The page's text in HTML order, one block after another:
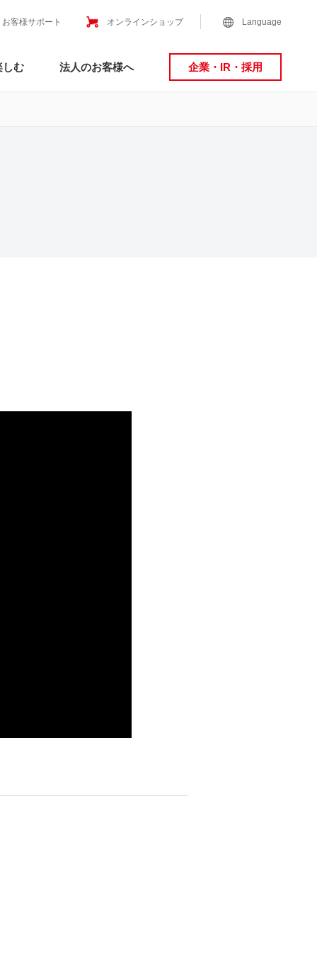
お客様サポート オンラインショップ Language
しむ 法人のお客様へ 企業・IR・採用